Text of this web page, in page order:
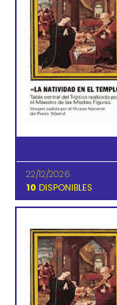
22/12/2026
10 DISPONIBLES